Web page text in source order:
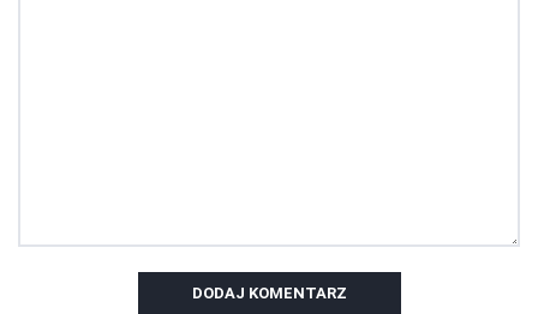
DODAJ KOMENTARZ